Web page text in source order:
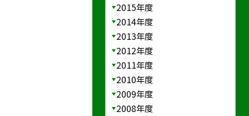
2015年度
2014年度
2013年度
2012年度
2011年度
2010年度
2009年度
2008年度